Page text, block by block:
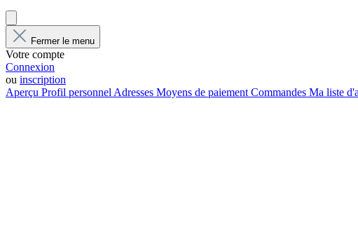
Fermer le menu
Votre compte
Connexion
ou inscription
Aperçu Profil personnelAdresses Moyens de paiementCommandes Ma liste